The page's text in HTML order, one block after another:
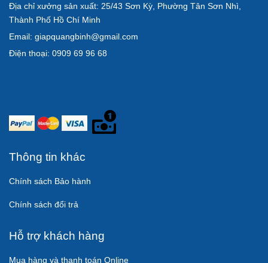
Địa chỉ xưởng sản xuất: 25/43 Sơn Kỳ, Phường Tân Sơn Nhì,
Thành Phố Hồ Chí Minh
Email: giapquangbinh@gmail.com
Điện thoại: 0909 69 96 68
Thông tin khác
Chính sách Bảo hành
Chính sách đổi trả
Hỗ trợ khách hàng
Mua hàng và thanh toán Online